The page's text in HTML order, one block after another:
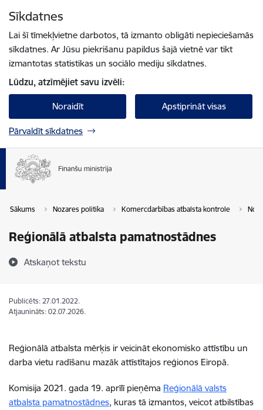
Sīkdatnes
Lai šī tīmekļvietne darbotos, tā izmanto obligāti nepieciešamās
sīkdatnes. Ar Jūsu piekrišanu papildus šajā vietnē var tikt
izmantotas statistikas un sociālo mediju sīkdatnes.
Lūdzu, atzīmējiet savu izvēli:
Noraidīt Apstiprināt visas
Pārvaldīt sīkdatnes
Sākums Nozares politika Komercdarbības atbalsta kontrole
Reģionālā atbalsta pamatnostādnes
Atskaņot tekstu
Publicēts: 27.01.2022.
Atjaunināts: 02.07.2026.
Reģionālā atbalsta mērķis ir veicināt ekonomisko attīstību un
darba vietu radīšanu mazāk attīstītajos reģionos Eiropā.
Komisija 2021. gada 19. aprīlī pieņēma Reģionālā valsts
atbalsta pamatnostādnes, kuras tā izmantos, veicot atbilstības